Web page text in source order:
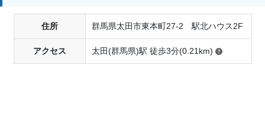
住所 群馬県太田市東本町27-2 駅北ハウス2F
アクセス 太田(群馬県)駅 徒歩3分(0.21km)